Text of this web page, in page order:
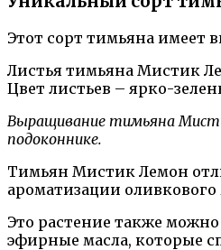
Этот сорт тимьяна имеет
Листья тимьяна Мистик
Цвет листьев – ярко-
Выращивание тимьяна
подоконнике.
Тимьян Мистик Лемон
ароматизации
Это растение также
эфирные масла, которые